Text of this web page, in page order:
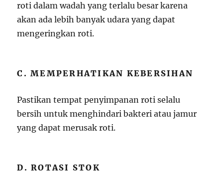
roti dalam wadah yang terlalu besar karena
akan ada lebih banyak udara yang dapat
mengeringkan roti.
C. MEMPERHATIKAN KEBERSIHAN
Pastikan tempat penyimpanan roti selalu
bersih untuk menghindari bakteri atau jamur
yang dapat merusak roti.
D. ROTASI STOK